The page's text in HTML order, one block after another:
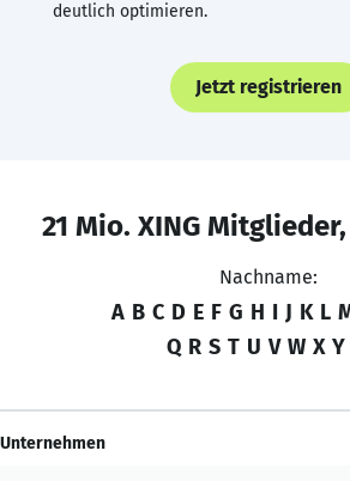
deutlich optimieren.
Jetzt registrieren
21 Mio. XING
Nachname:
A B C D E F G H I J K L
Q R S T U V W X Y
Unternehmen